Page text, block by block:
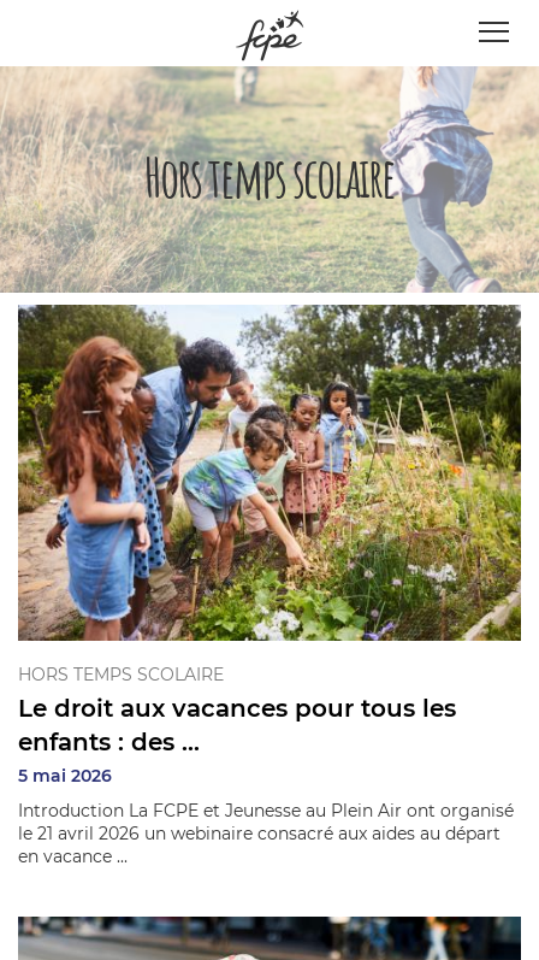
Hors temps scolaire
HORS TEMPS SCOLAIRE
Le droit aux vacances pour tous les
enfants : des ...
5 mai 2026
Introduction La FCPE et Jeunesse au Plein Air ont organisé
le 21 avril 2026 un webinaire consacré aux aides au départ
en vacance ...